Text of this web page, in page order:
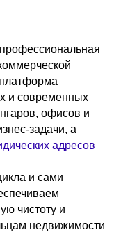
и современных
офисов и
задачи, а
адресов
и сами
чистоту и
недвижимости